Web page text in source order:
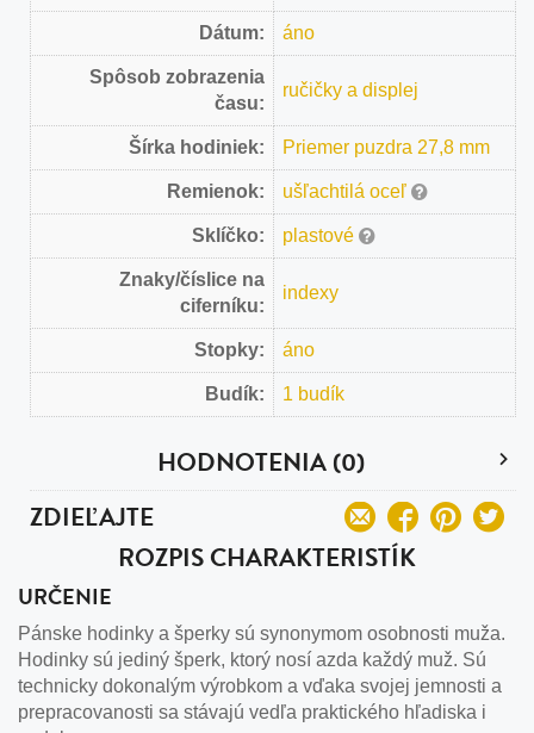
Dátum: áno
Spôsob zobrazenia
času:
ručičky a displej
Šírka hodiniek: Priemer puzdra 27,8 mm
Remienok: ušľachtilá oceľ
Sklíčko: plastové
Znaky/číslice na
ciferníku:
indexy
Stopky: áno
Budík: 1 budík
HODNOTENIA (0)
ZDIEĽAJTE
ROZPIS CHARAKTERISTÍK
URČENIE
Pánske hodinky a šperky sú synonymom osobnosti muža.
Hodinky sú jediný šperk, ktorý nosí azda každý muž. Sú
technicky dokonalým výrobkom a vďaka svojej jemnosti a
prepracovanosti sa stávajú vedľa praktického hľadiska i